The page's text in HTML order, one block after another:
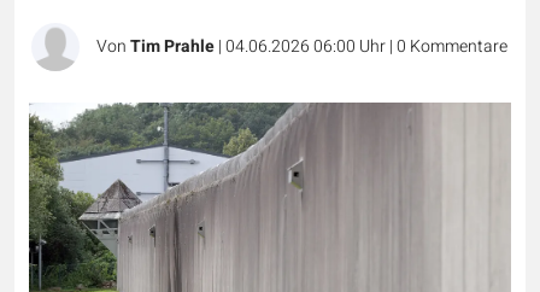
VonTim Prahle|04.06.2026 06:00 Uhr|0 Kommentare